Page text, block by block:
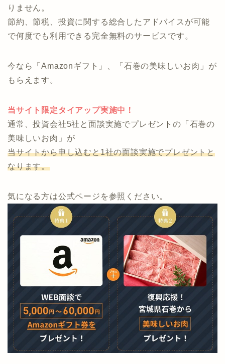
事も可能です。
節約、節税、投資に関する総合したアドバイスが可能
で何度でも利用できる完全無料のサービスです。
今なら「Amazonギフト」、「石巻の美味しいお肉」が
もらえます。
当サイトから申し込むと1社の面談実施でプレゼントと
なります。
気になる方は公式ページを参照ください。